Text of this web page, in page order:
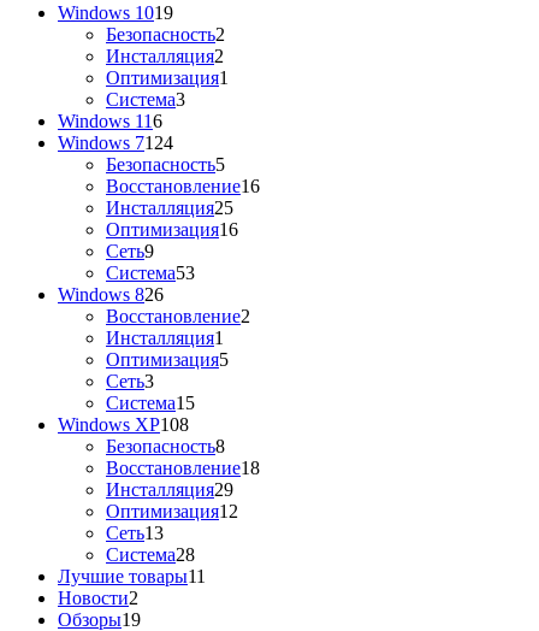
Windows 1019
Безопасность2
Инсталляция2
Оптимизация1
Система3
Windows 116
Windows 7124
Безопасность5
Восстановление16
Инсталляция25
Оптимизация16
Сеть9
Система53
Windows 826
Восстановление2
Инсталляция1
Оптимизация5
Сеть3
Система15
Windows XP108
Безопасность8
Восстановление18
Инсталляция29
Оптимизация12
Сеть13
Система28
Лучшие товары11
Новости2
Обзоры19